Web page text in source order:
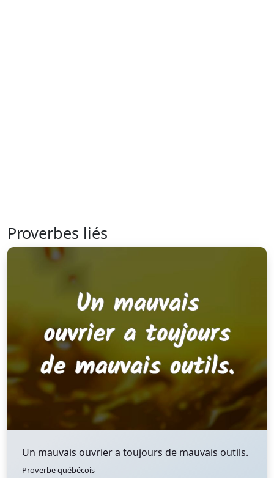
Proverbes liés
Un mauvais ouvrier a toujours de mauvais outils.
Proverbe québécois